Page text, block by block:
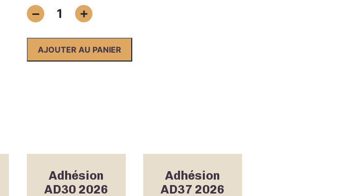
quantité
de
AD62
2026
1
AJOUTER AU PANIER
Adhésion
AD30 2026
Adhésion
AD37 2026